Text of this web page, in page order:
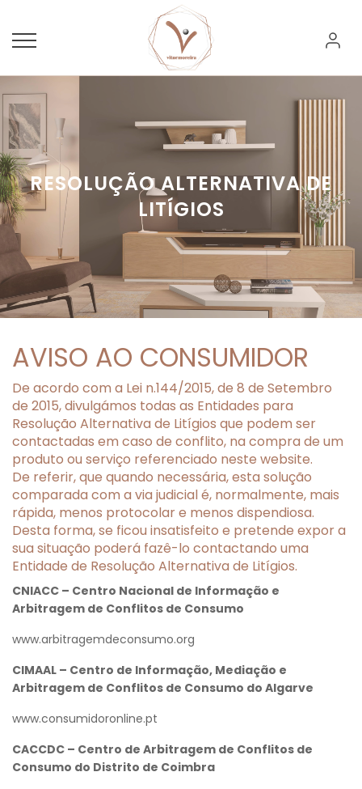
RESOLUÇÃO ALTERNATIVA DE
LITÍGIOS
AVISO AO CONSUMIDOR
De acordo com a Lei n.144/2015, de 8 de Setembro
de 2015, divulgámos todas as Entidades para
Resolução Alternativa de Litígios que podem ser
contactadas em caso de conflito, na compra de um
produto ou serviço referenciado neste website.
De referir, que quando necessária, esta solução
comparada com a via judicial é, normalmente, mais
rápida, menos protocolar e menos dispendiosa.
Desta forma, se ficou insatisfeito e pretende expor a
sua situação poderá fazê-lo contactando uma
Entidade de Resolução Alternativa de Litígios.
CNIACC – Centro Nacional de Informação e
Arbitragem de Conflitos de Consumo
www.arbitragemdeconsumo.org
CIMAAL – Centro de Informação, Mediação e
Arbitragem de Conflitos de Consumo do Algarve
www.consumidoronline.pt
CACCDC – Centro de Arbitragem de Conflitos de
Consumo do Distrito de Coimbra